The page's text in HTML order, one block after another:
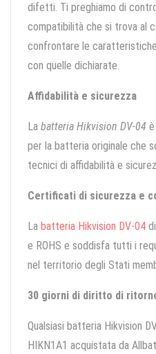
difetti. Ti preghiamo di
compatibilità che si trova al
confrontare le
con quelle dichiarate.
Affidabilità e sicurezza
La batteria Hikvision DV-04
per la batteria originale che
tecnici di affidabilità e
Certificati di sicurezza e
La batteria Hikvision DV-04
e ROHS e soddisfa tutti i
nel territorio degli Stati
30 giorni di diritto di
Qualsiasi batteria Hikvision
HIKN1A1 acquistata da